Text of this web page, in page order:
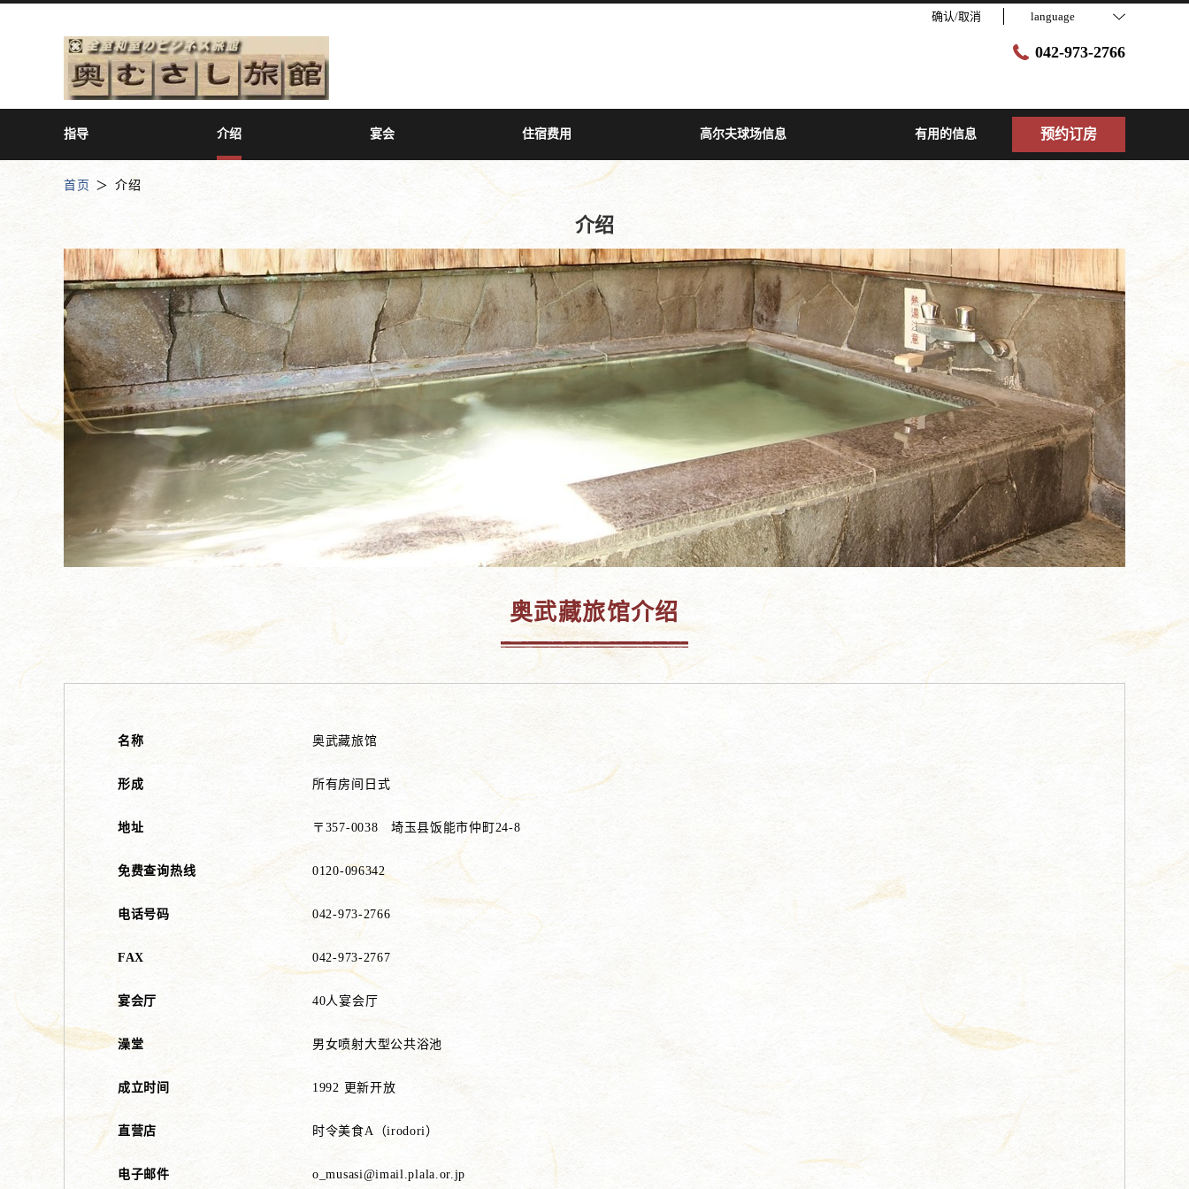
确认/取消 language
042-973-2766
指导 介绍 宴会 住宿费用 高尔夫球场信息 有用的信息 预约订房
首页 介绍
介绍
奥武藏旅馆介绍
名称 奥武藏旅馆
形成 所有房间日式
地址 〒357-0038 埼玉县饭能市仲町24-8
免费查询热线 0120-096342
电话号码 042-973-2766
FAX 042-973-2767
宴会厅 40人宴会厅
澡堂 男女喷射大型公共浴池
成立时间 1992 更新开放
直营店 时令美食A（irodori）
电子邮件 o_musasi@imail.plala.or.jp